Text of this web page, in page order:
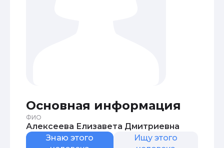
Основная информация
ФИО
Алексеева Елизавета Дмитриевна
Знаю этого
Ищу этого